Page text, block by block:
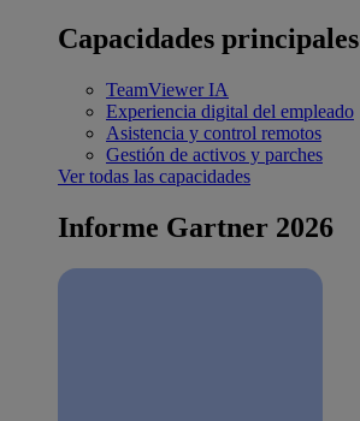
Capacidades principales
TeamViewer IA
Experiencia digital del empleado
Asistencia y control remotos
Gestión de activos y parches
Ver todas las capacidades
Informe Gartner 2026